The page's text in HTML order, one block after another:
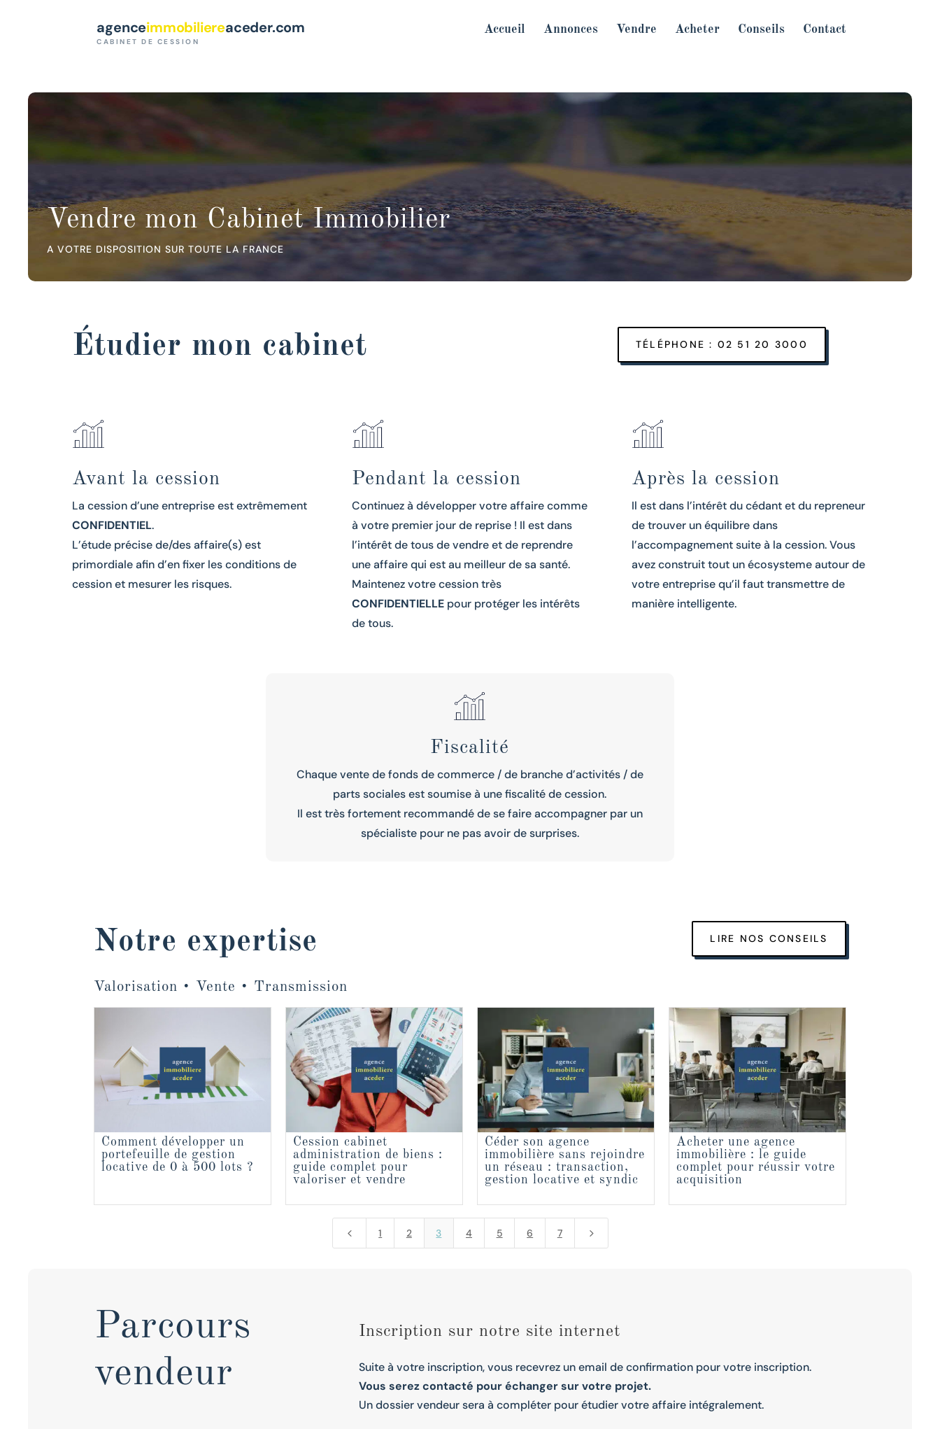
agenceimmobiliereaceder.com
CABINET DE CESSION
Accueil Annonces Vendre Acheter Conseils Contact
Vendre mon Cabinet Immobilier
A VOTRE DISPOSITION SUR TOUTE LA FRANCE
Étudier mon cabinet TÉLÉPHONE : 02 51 20 3000
Avant la cession
La cession d’une entreprise est extrêmement
CONFIDENTIEL.
L’étude précise de/des affaire(s) est
primordiale afin d’en fixer les conditions de
cession et mesurer les risques.
Pendant la cession
Continuez à développer votre affaire comme
à votre premier jour de reprise ! Il est dans
l’intérêt de tous de vendre et de reprendre
une affaire qui est au meilleur de sa santé.
Maintenez votre cession très
CONFIDENTIELLE pour protéger les intérêts
de tous.
Après la cession
Il est dans l’intérêt du cédant et du repreneur
de trouver un équilibre dans
l’accompagnement suite à la cession. Vous
avez construit tout un écosysteme autour de
votre entreprise qu’il faut transmettre de
manière intelligente.
Fiscalité
Chaque vente de fonds de commerce / de branche d’activités / de
parts sociales est soumise à une fiscalité de cession.
Il est très fortement recommandé de se faire accompagner par un
spécialiste pour ne pas avoir de surprises.
Notre expertise
Valorisation • Vente • Transmission
LIRE NOS CONSEILS
Comment développer un
portefeuille de gestion
locative de 0 à 500 lots ?
Cession cabinet
administration de biens :
guide complet pour
valoriser et vendre
Céder son agence
immobilière sans rejoindre
un réseau : transaction,
gestion locative et syndic
Acheter une agence
immobilière : le guide
complet pour réussir votre
acquisition
4 1 2 3 4 5 6 7 5
Parcours
vendeur
Inscription sur notre site internet
Suite à votre inscription, vous recevrez un email de confirmation pour votre inscription.
Vous serez contacté pour échanger sur votre projet.
Un dossier vendeur sera à compléter pour étudier votre affaire intégralement.